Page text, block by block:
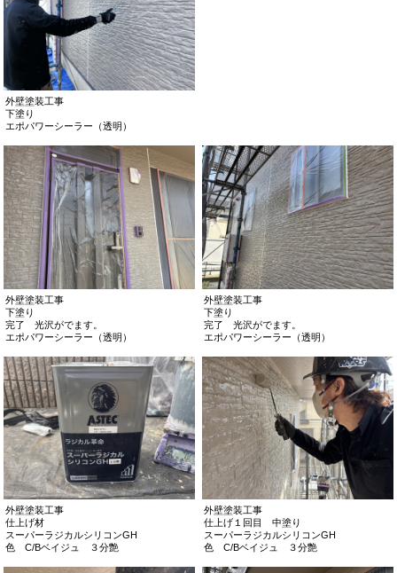
外壁塗装工事
下塗り
エポパワーシーラー（透明）
外壁塗装工事
下塗り
完了 光沢がでます。
エポパワーシーラー（透明）
外壁塗装工事
下塗り
完了 光沢がでます。
エポパワーシーラー（透明）
外壁塗装工事
仕上げ材
スーパーラジカルシリコンGH
色 C/Bベイジュ ３分艶
外壁塗装工事
仕上げ１回目 中塗り
スーパーラジカルシリコンGH
色 C/Bベイジュ ３分艶